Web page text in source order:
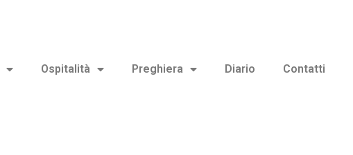
Ospitalità Preghiera Diario Contatti